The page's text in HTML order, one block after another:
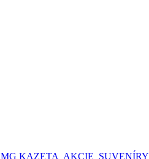
MG KAZETA AKCIE SUVENÍRY